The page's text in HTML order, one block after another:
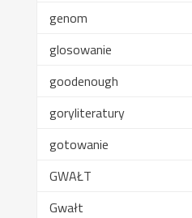
genom
glosowanie
goodenough
goryliteratury
gotowanie
GWAŁT
Gwałt